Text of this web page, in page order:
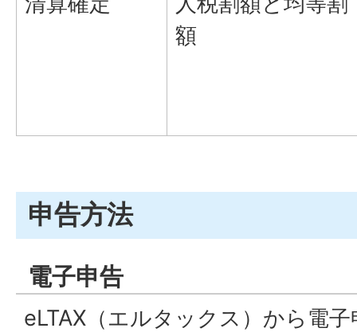
額
申告方法
電子申告
eLTAX（エルタックス）から電